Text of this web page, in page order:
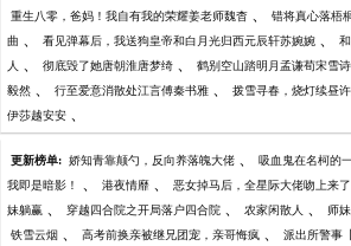
重生八零，爸妈！我自有我的荣耀姜老师魏杳 、 错将真心落梧
曲 、 看见弹幕后，我送狗皇帝和白月光归西元辰轩苏婉婉 、
人 、 彻底毁了她唐朝淮唐梦绮 、 鹤别空山踏明月孟谦荀宋雪诗
毅然 、 行至爱意消散处江言傅秦书雅 、 拨雪寻春，烧灯续昼
伊莎越安安 、
更新榜单: 娇知青靠颠勺，反向养落魄大佬 、 吸血鬼在名柯的
我即是暗影！ 、 港夜情靡 、 恶女掉马后，全星际大佬吻上来了
妹躺赢 、 穿越四合院之开局落户四合院 、 农家闲散人 、 师
铁雪云烟 、 高考前换亲被继兄团宠，亲哥悔疯 、 派出所警事